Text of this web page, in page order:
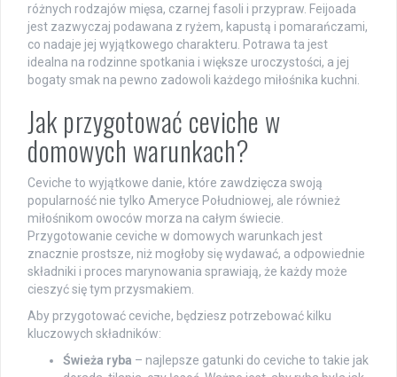
różnych rodzajów mięsa, czarnej fasoli i przypraw. Feijoada
jest zazwyczaj podawana z ryżem, kapustą i pomarańczami,
co nadaje jej wyjątkowego charakteru. Potrawa ta jest
idealna na rodzinne spotkania i większe uroczystości, a jej
bogaty smak na pewno zadowoli każdego miłośnika kuchni.
Jak przygotować ceviche w
domowych warunkach?
Ceviche to wyjątkowe danie, które zawdzięcza swoją
popularność nie tylko Ameryce Południowej, ale również
miłośnikom owoców morza na całym świecie.
Przygotowanie ceviche w domowych warunkach jest
znacznie prostsze, niż mogłoby się wydawać, a odpowiednie
składniki i proces marynowania sprawiają, że każdy może
cieszyć się tym przysmakiem.
Aby przygotować ceviche, będziesz potrzebować kilku
kluczowych składników:
Świeża ryba – najlepsze gatunki do ceviche to takie jak